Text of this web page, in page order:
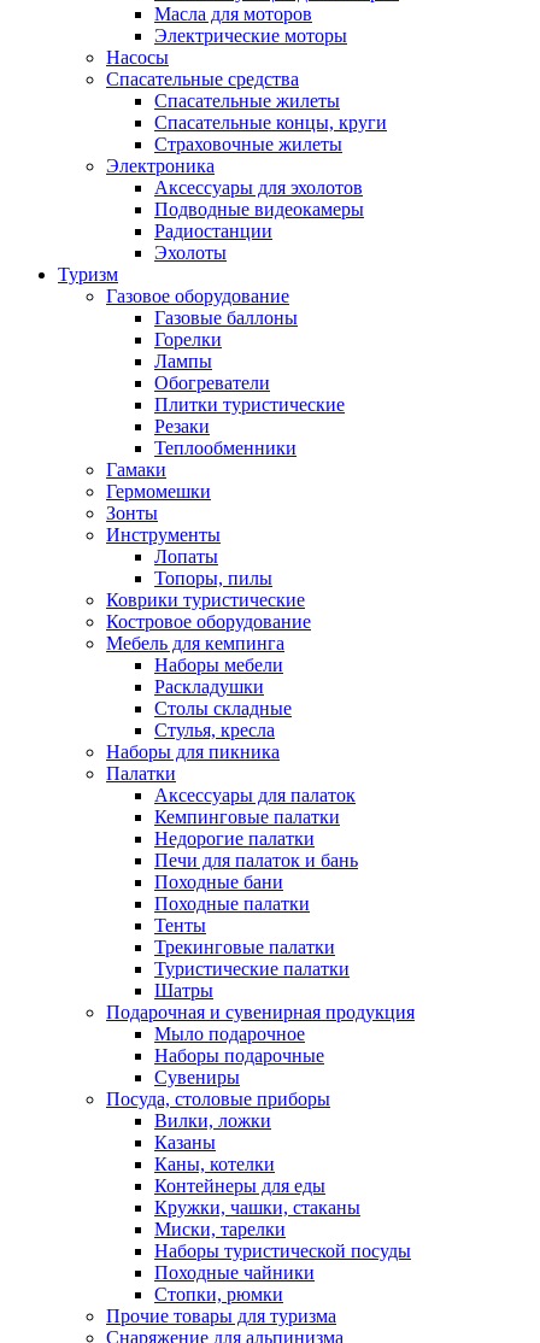
Масла для моторов
Электрические моторы
Насосы
Спасательные средства
Спасательные жилеты
Спасательные концы, круги
Страховочные жилеты
Электроника
Аксессуары для эхолотов
Подводные видеокамеры
Радиостанции
Эхолоты
Туризм
Газовое оборудование
Газовые баллоны
Горелки
Лампы
Обогреватели
Плитки туристические
Резаки
Теплообменники
Гамаки
Гермомешки
Зонты
Инструменты
Лопаты
Топоры, пилы
Коврики туристические
Костровое оборудование
Мебель для кемпинга
Наборы мебели
Раскладушки
Столы складные
Стулья, кресла
Наборы для пикника
Палатки
Аксессуары для палаток
Кемпинговые палатки
Недорогие палатки
Печи для палаток и бань
Походные бани
Походные палатки
Тенты
Трекинговые палатки
Туристические палатки
Шатры
Подарочная и сувенирная продукция
Мыло подарочное
Наборы подарочные
Сувениры
Посуда, столовые приборы
Вилки, ложки
Казаны
Каны, котелки
Контейнеры для еды
Кружки, чашки, стаканы
Миски, тарелки
Наборы туристической посуды
Походные чайники
Стопки, рюмки
Прочие товары для туризма
Снаряжение для альпинизма